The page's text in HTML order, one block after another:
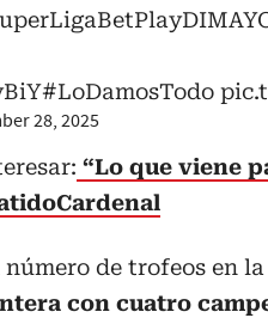
#LoDamosTodo
28, 2025
“Lo que viene
de trofeos en
con cuatro